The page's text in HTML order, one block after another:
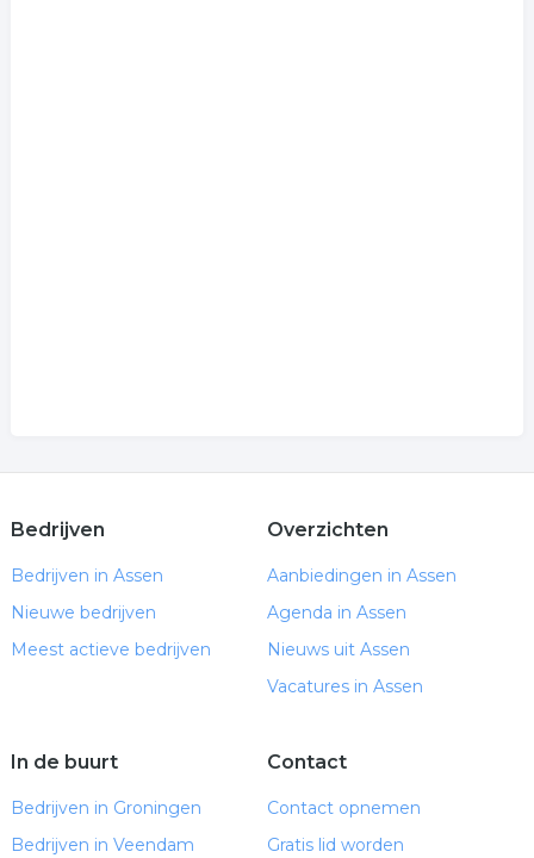
Bedrijven
Bedrijven in Assen
Nieuwe bedrijven
Meest actieve bedrijven
Overzichten
Aanbiedingen in Assen
Agenda in Assen
Nieuws uit Assen
Vacatures in Assen
In de buurt
Bedrijven in Groningen
Bedrijven in Veendam
Contact
Contact opnemen
Gratis lid worden